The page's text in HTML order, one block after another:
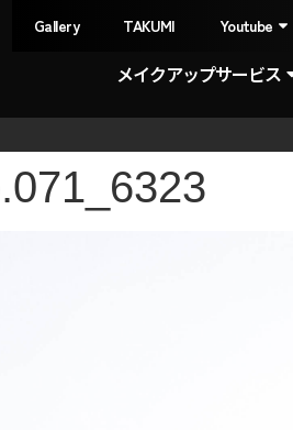
Gallery TAKUMI Youtube
メイクアップサービス